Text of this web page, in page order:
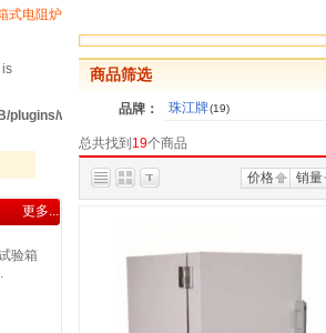
式电阻炉
商品筛选
品牌： 珠江牌(19)
总共找到 19个商品
价格 销量
is
plugins/widgets/relatedgoodscat/
验箱
更多...